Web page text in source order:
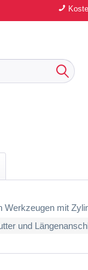
Werkzeugen mit
und